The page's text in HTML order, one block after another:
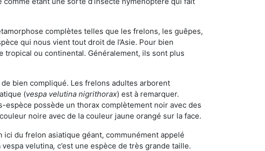
complètes telles que les frelons, les guêpes,
qui nous vient tout droit de l’Asie. Pour bien
ou continental. Généralement, ils sont plus
de bien compliqué. Les frelons adultes arborent
(vespa velutina nigrithorax) est à remarquer.
possède un thorax complètement noir avec des
noire avec de la couleur jaune orangé sur la face.
du frelon asiatique géant, communément appelé
vespa velutina, c’est une espèce de très grande taille.